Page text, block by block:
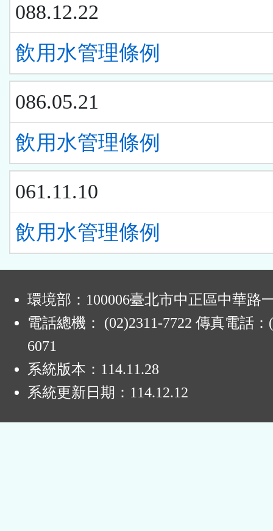
088.12.22
飲用水管理條例
086.05.21
飲用水管理條例
061.11.10
飲用水管理條例
環境部：100006臺北市中正區中華路
電話總機： (02)2311-7722 傳真電話：
6071
系統版本： 114.11.28
系統更新日期： 114.12.12